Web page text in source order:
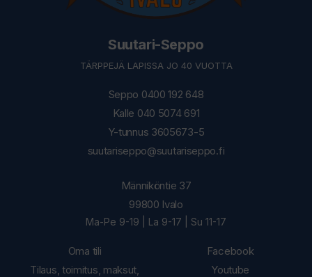
Suutari-Seppo
TÄRPPEJÄ LAPISSA JO 40 VUOTTA
Seppo 0400 192 648
Kalle 040 5074 691
Y-tunnus 3605673-5
suutariseppo@suutariseppo.fi
Oma tili
Tilaus, toimitus, maksut,
Männiköntie 37
99800 Ivalo
Ma-Pe 9-19 | La 9-17 | Su 11-17
Facebook
Youtube